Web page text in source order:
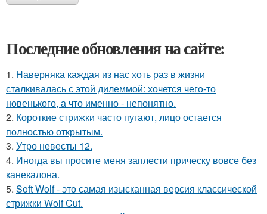
Последние обновления на сайте:
1. Наверняка каждая из нас хоть раз в жизни
сталкивалась с этой дилеммой: хочется чего-то
новенького, а что именно - непонятно.
2. Короткие стрижки часто пугают, лицо остается
полностью открытым.
3. Утро невесты 12.
4. Иногда вы просите меня заплести прическу вовсе без
канекалона.
5. Soft Wolf - это самая изысканная версия классической
стрижки Wolf Cut.